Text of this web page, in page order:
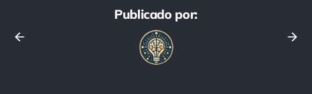
Publicado por: